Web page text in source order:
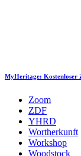
MyHeritage: Kostenloser
Zoom
ZDF
YHRD
Wortherkunft
Workshop
Woodstock